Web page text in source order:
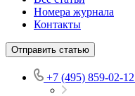
Номера журнала
Контакты
Отправить статью
+7 (495) 859-02-12